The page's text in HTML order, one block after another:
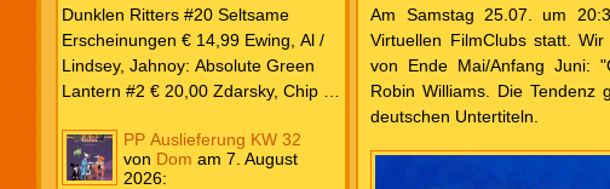
Dunklen Ritters #20 Seltsame
Erscheinungen € 14,99 Ewing, Al /
Lindsey, Jahnoy: Absolute Green
Lantern #2 € 20,00 Zdarsky, Chip /
Paperback #4 € 35,00 Watters, Dan;
Soy, Dexter: Nightwing 2024 #7 €
PP Auslieferung KW 32
von Dom am 7. August
2026:
Am Samstag 25.07. um
Virtuellen FilmClubs statt.
von Ende Mai/Anfang Juni:
Robin Williams. Die
deutschen Untertiteln.